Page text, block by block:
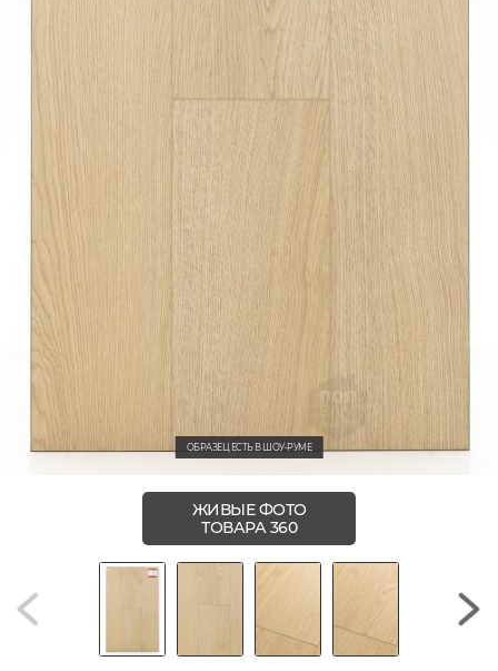
ОБРАЗЕЦ ЕСТЬ В ШОУ-РУМЕ
ЖИВЫЕ ФОТО
ТОВАРА 360